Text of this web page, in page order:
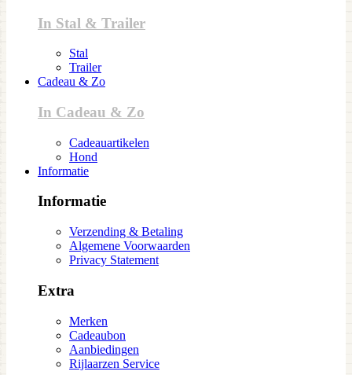
In Stal & Trailer
Stal
Trailer
Cadeau & Zo
In Cadeau & Zo
Cadeauartikelen
Hond
Informatie
Informatie
Verzending & Betaling
Algemene Voorwaarden
Privacy Statement
Extra
Merken
Cadeaubon
Aanbiedingen
Rijlaarzen Service